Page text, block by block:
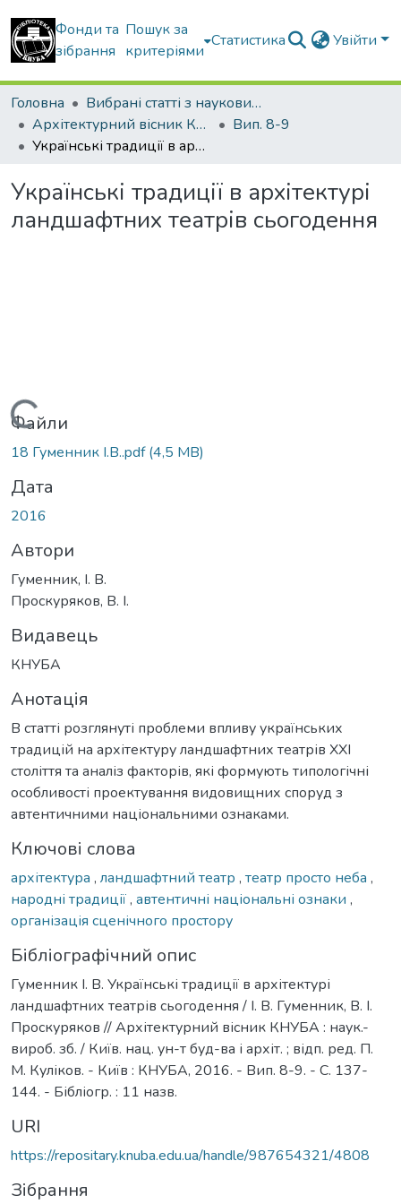
Фонди та
зібрання
Пошук за
критеріями
Статистика Увійти
Головна
Вибрані статті з наукових збірників КНУБА
Архітектурний вісник КНУБА
Вип. 8-9
Українські традиції в архітектурі ландшафтних театрів сьогодення
Українські традиції в архітектурі
ландшафтних театрів сьогодення
Вантажиться...
Файли
18 Гуменник І.В..pdf(4,5 MB)
Дата
2016
Автори
Гуменник, І. В.
Проскуряков, В. І.
Видавець
КНУБА
Анотація
В статті розглянуті проблеми впливу українських
традицій на архітектуру ландшафтних театрів XXI
століття та аналіз факторів, які формують типологічні
особливості проектування видовищних споруд з
автентичними національними ознаками.
Ключові слова
архітектура , ландшафтний театр , театр просто неба ,
народні традиції, автентичні національні ознаки ,
організація сценічного простору
Бібліографічний опис
Гуменник І. В. Українські традиції в архітектурі
ландшафтних театрів сьогодення / І. В. Гуменник, В. І.
Проскуряков // Архітектурний вісник КНУБА : наук.-
вироб. зб. / Київ. нац. ун-т буд-ва і архіт. ; відп. ред. П.
М. Куліков. - Київ : КНУБА, 2016. - Вип. 8-9. - С. 137-
144. - Бібліогр. : 11 назв.
URI
https://repositary.knuba.edu.ua/handle/987654321/4808
Зібрання